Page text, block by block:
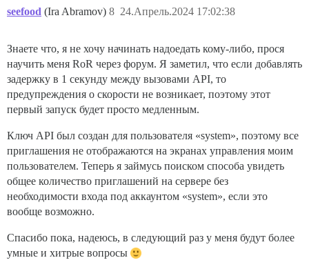
seefood (Ira Abramov) 24.Апрель.2024 17:02:38
8
Знаете что, я не хочу начинать надоедать кому-либо, прося
научить меня RoR через форум. Я заметил, что если добавлять
задержку в 1 секунду между вызовами API, то
предупреждения о скорости не возникает, поэтому этот
первый запуск будет просто медленным.
Ключ API был создан для пользователя «system», поэтому все
приглашения не отображаются на экранах управления моим
пользователем. Теперь я займусь поиском способа увидеть
общее количество приглашений на сервере без
необходимости входа под аккаунтом «system», если это
вообще возможно.
Спасибо пока, надеюсь, в следующий раз у меня будут более
умные и хитрые вопросы